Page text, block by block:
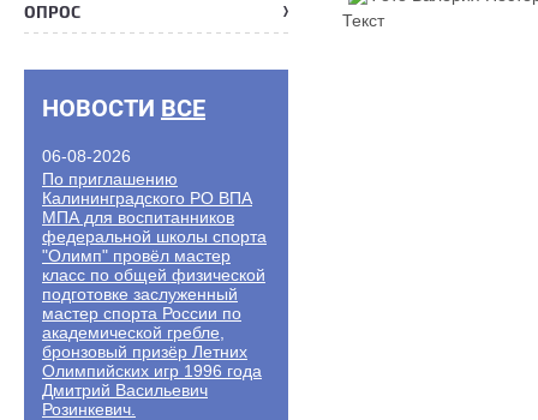
ОПРОС
НОВОСТИ ВСЕ
06-08-2026
По приглашению
Калининградского РО ВПА
МПА для воспитанников
федеральной школы спорта
"Олимп" провёл мастер
класс по общей физической
подготовке заслуженный
мастер спорта России по
академической гребле,
бронзовый призёр Летних
Олимпийских игр 1996 года
Дмитрий Васильевич
Розинкевич.
Текст